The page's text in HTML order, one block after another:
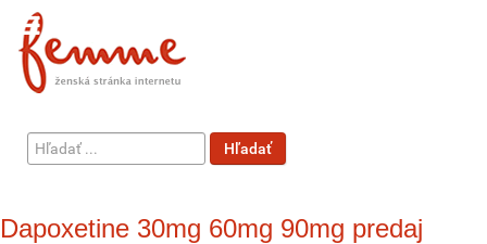
Hľadať
...
Hľadať
Dapoxetine 30mg 60mg 90mg predaj